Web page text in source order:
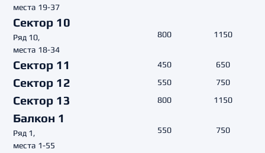
места 19-37
Сектор 10
Ряд 10,
места 18-34
800 1150
Сектор 11 450 650
Сектор 12 550 750
Сектор 13 800 1150
Балкон 1
Ряд 1,
места 1-55
550 750